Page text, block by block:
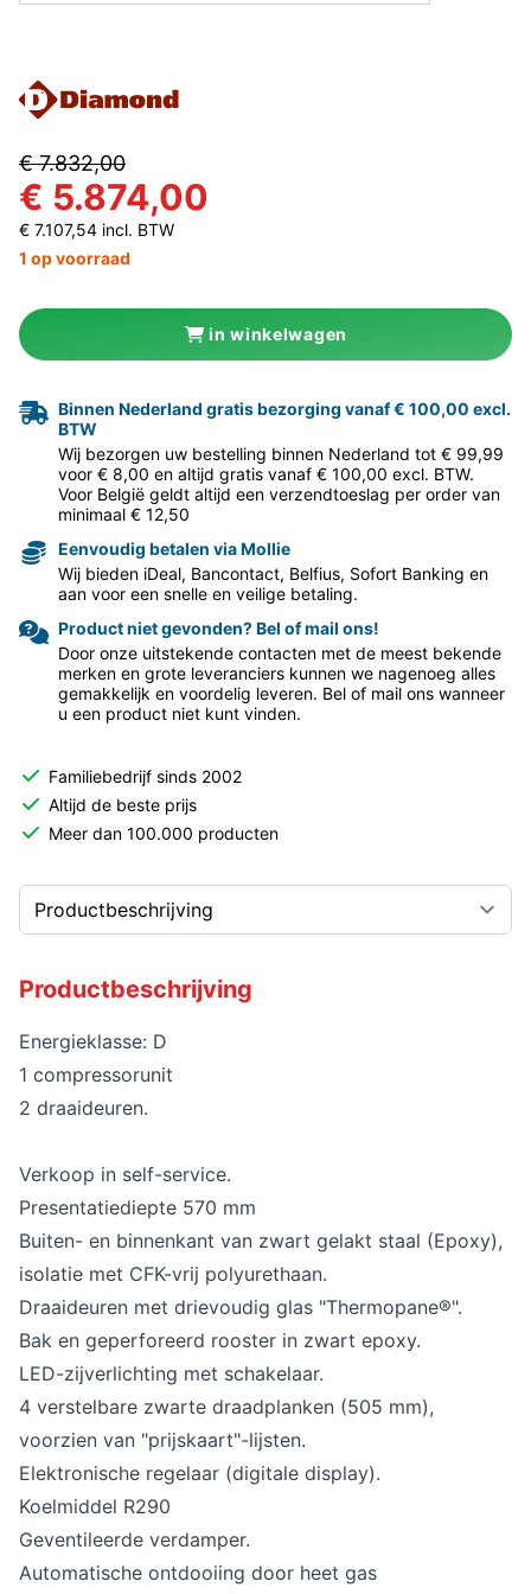
€ 7.832,00
€ 5.874,00
€ 7.107,54 incl. BTW
1 op voorraad
in winkelwagen
Binnen Nederland gratis bezorging vanaf € 100,00 excl.
BTW
Wij bezorgen uw bestelling binnen Nederland tot € 99,99
voor € 8,00 en altijd gratis vanaf € 100,00 excl. BTW.
Voor België geldt altijd een verzendtoeslag per order van
minimaal € 12,50
Eenvoudig betalen via Mollie
Wij bieden iDeal, Bancontact, Belfius, Sofort Banking en
aan voor een snelle en veilige betaling.
Product niet gevonden? Bel of mail ons!
Door onze uitstekende contacten met de meest bekende
merken en grote leveranciers kunnen we nagenoeg alles
gemakkelijk en voordelig leveren. Bel of mail ons wanneer
u een product niet kunt vinden.
Familiebedrijf sinds 2002
Altijd de beste prijs
Meer dan 100.000 producten
Productbeschrijving
Energieklasse: D
1 compressorunit
2 draaideuren.
Verkoop in self-service.
Presentatiediepte 570 mm
Buiten- en binnenkant van zwart gelakt staal (Epoxy),
isolatie met CFK-vrij polyurethaan.
Draaideuren met drievoudig glas "Thermopane®".
Bak en geperforeerd rooster in zwart epoxy.
LED-zijverlichting met schakelaar.
4 verstelbare zwarte draadplanken (505 mm),
voorzien van "prijskaart"-lijsten.
Elektronische regelaar (digitale display).
Koelmiddel R290
Geventileerde verdamper.
Automatische ontdooiing door heet gas